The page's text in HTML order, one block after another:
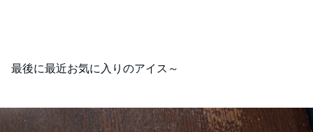
最後に最近お気に入りのアイス～